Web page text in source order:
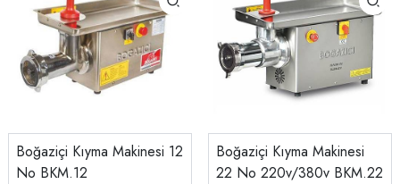
Boğaziçi Kıyma Makinesi 12
No BKM.12
Boğaziçi Kıyma Makinesi
22 No 220v/380v BKM.22